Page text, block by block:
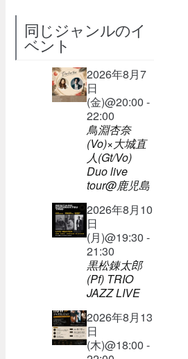
同じジャンルのイ
ベント
2026年8月7
日
(金)@20:00 -
22:00
鳥淵杏奈
(Vo)×大城直
人(Gt/Vo)
Duo live
tour@鹿児島
2026年8月10
日
(月)@19:30 -
21:30
黒松錬太郎
(Pf) TRIO
JAZZ LIVE
2026年8月13
日
(木)@18:00 -